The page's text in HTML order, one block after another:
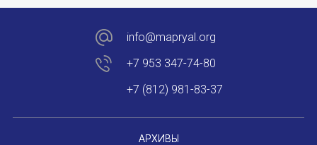
АРХИВЫ
info@mapryal.org
+7 953 347-74-80
+7 (812) 981-83-37